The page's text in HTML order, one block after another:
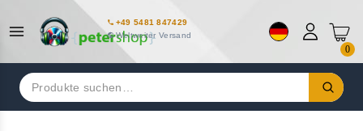
+49 5481 847429
Weltweiter Versand
0
Suchen
nach: